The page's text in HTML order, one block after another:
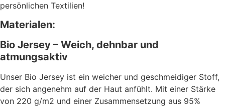
persönlichen Textilien!
Materialen:
Bio Jersey – Weich, dehnbar und
atmungsaktiv
Unser Bio Jersey ist ein weicher und geschmeidiger Stoff,
der sich angenehm auf der Haut anfühlt. Mit einer Stärke
von 220 g/m2 und einer Zusammensetzung aus 95%